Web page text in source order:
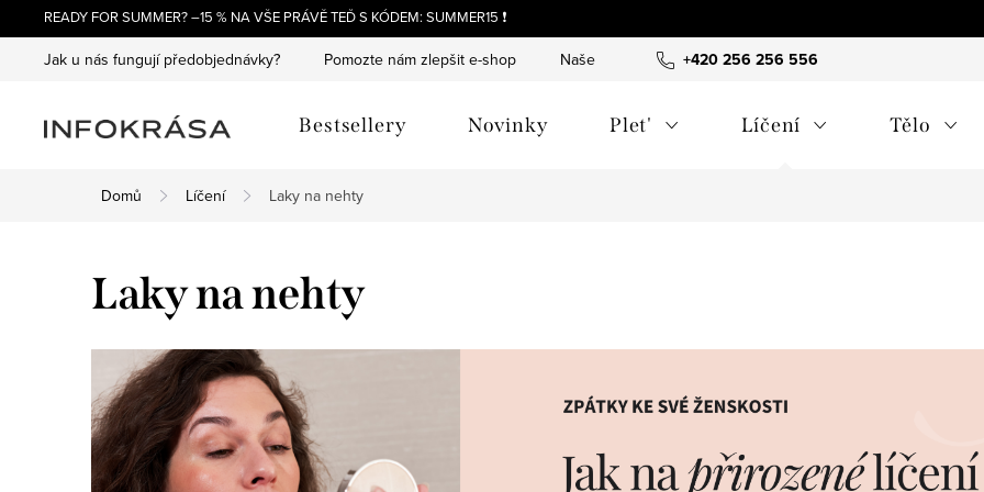
na
obsah
READY FOR SUMMER? –15 % NA VŠE PRÁVĚ TEĎ S KÓDEM: SUMMER15 ❗
+420 256 256 556
Jak u nás fungují předobjednávky? Pomozte nám zlepšit e-shop Naše tipy a příběhy O nás
Bestsellery Novinky Plet' Líčení Tělo
Domů Líčení Laky na nehty
Laky na nehty